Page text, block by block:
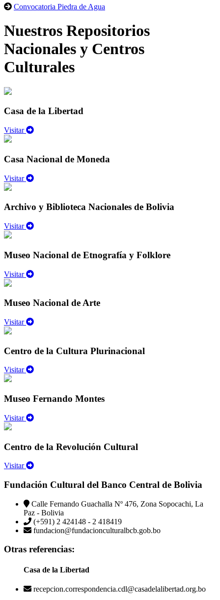
Convocatoria Piedra de Agua
Nuestros Repositorios
Nacionales y Centros
Culturales
Casa de la Libertad
Visitar
Casa Nacional de Moneda
Visitar
Archivo y Biblioteca Nacionales de Bolivia
Visitar
Museo Nacional de Etnografía y Folklore
Visitar
Museo Nacional de Arte
Visitar
Centro de la Cultura Plurinacional
Visitar
Museo Fernando Montes
Visitar
Centro de la Revolución Cultural
Visitar
Fundación Cultural del Banco Central de Bolivia
Calle Fernando Guachalla Nº 476, Zona Sopocachi, La
Paz - Bolivia
(+591) 2 424148 - 2 418419
fundacion@fundacionculturalbcb.gob.bo
Otras referencias:
Casa de la Libertad
recepcion.correspondencia.cdl@casadelalibertad.org.bo